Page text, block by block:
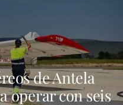
de Antela
operar con seis